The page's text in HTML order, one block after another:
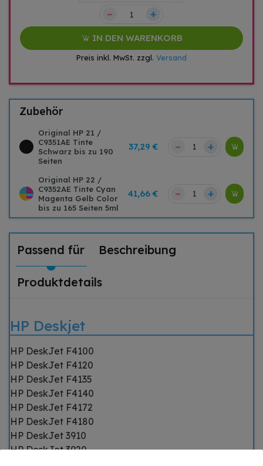
– +
IN DEN WARENKORB
Preis inkl. MwSt. zzgl. Versand
Zubehör
Original HP 21 /
C9351AE Tinte
Schwarz bis zu 190
Seiten
37,29 € – +
Original HP 22 /
C9352AE Tinte Cyan
Magenta Gelb Color
bis zu 165 Seiten 5ml
41,66 € – +
Passend für Beschreibung
Produktdetails
HP Deskjet
HP DeskJet F4100
HP DeskJet F4120
HP DeskJet F4135
HP DeskJet F4140
HP DeskJet F4172
HP DeskJet F4180
HP DeskJet 3910
HP DeskJet 3920